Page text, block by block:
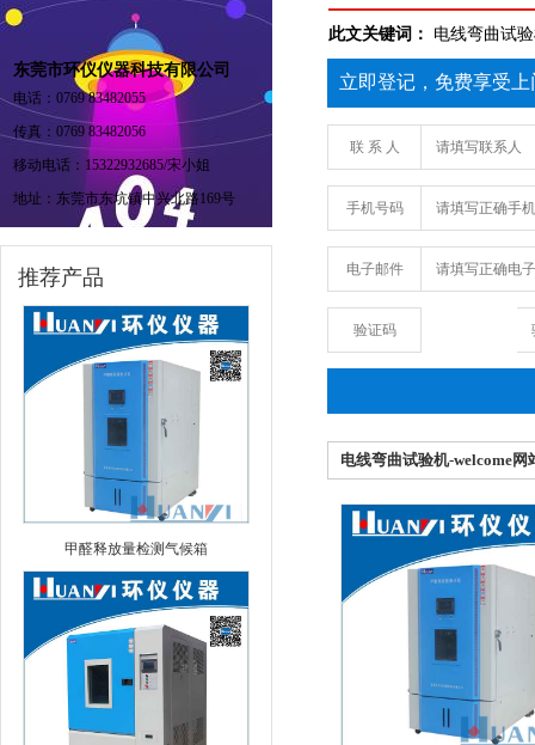
东莞市环仪仪器科技有限公司
电话：0769 83482055
传真：0769 83482056
移动电话：15322932685/宋小姐
地址：东莞市东坑镇中兴北路169号
推荐产品
甲醛释放量检测气候箱
此文关键词： 电线弯曲试
立即登记，免费享受
联 系 人
手机号码
电子邮件
验证码
电线弯曲试验机-welcome网